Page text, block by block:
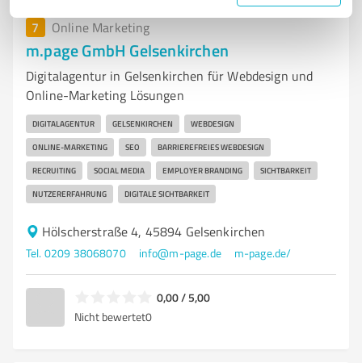
7 Online Marketing
m.page GmbH Gelsenkirchen
Digitalagentur in Gelsenkirchen für Webdesign und
Online-Marketing Lösungen
DIGITALAGENTUR GELSENKIRCHEN WEBDESIGN
ONLINE-MARKETING SEO BARRIEREFREIES WEBDESIGN
RECRUITING SOCIAL MEDIA EMPLOYER BRANDING SICHTBARKEIT
NUTZERERFAHRUNG DIGITALE SICHTBARKEIT
Hölscherstraße 4, 45894 Gelsenkirchen
Tel. 0209 38068070 info@m-page.de m-page.de/
0,00 / 5,00
Nicht bewertet0